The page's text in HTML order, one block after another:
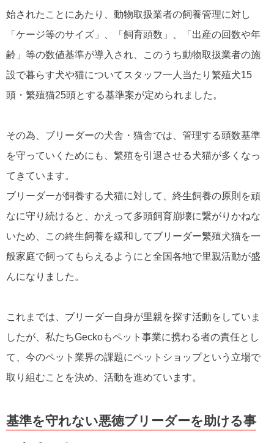
始されたことにあたり、動物取扱業者の飼養管理に対し
「ケージ等のサイズ」、「飼育頭数」、「出産の回数や年
齢」等の数値基準が導入され、このうち動物取扱業者の施
設で暮らす犬や猫についてスタッフ一人当たり繁殖犬15
頭・繁殖猫25頭とする基準案が定められました。
その為、ブリーダーの犬舎・猫舎では、管理する頭数基準
を守っていくためにも、繁殖を引退させる犬猫が多くなっ
てきています。
ブリーダーが飼養する犬猫に対して、終生飼養の原則を頑
なに守り続けると、かえって多頭飼育崩壊に繋がりかねな
いため、この終生飼養を緩和してブリーダー繁殖犬猫を一
般家庭で飼ってもらえるようにと全国各地で里親活動が盛
んになりました。
これまでは、ブリーダー自身が里親を探す活動をしていま
したが、私たちGeckoもペット事業に携わる者の責任とし
て、今のペット業界の課題にペットショップという立場で
取り組むことを決め、活動を進めています。
基準を守れない悪徳ブリーダーを助ける事